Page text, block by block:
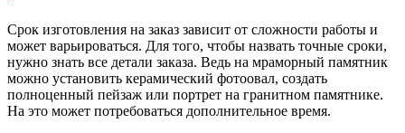
Срок изготовления на заказ зависит от сложности работы и
может варьироваться. Для того, чтобы назвать точные сроки,
нужно знать все детали заказа. Ведь на мраморный памятник
можно установить керамический фотоовал, создать
полноценный пейзаж или портрет на гранитном памятнике.
На это может потребоваться дополнительное время.